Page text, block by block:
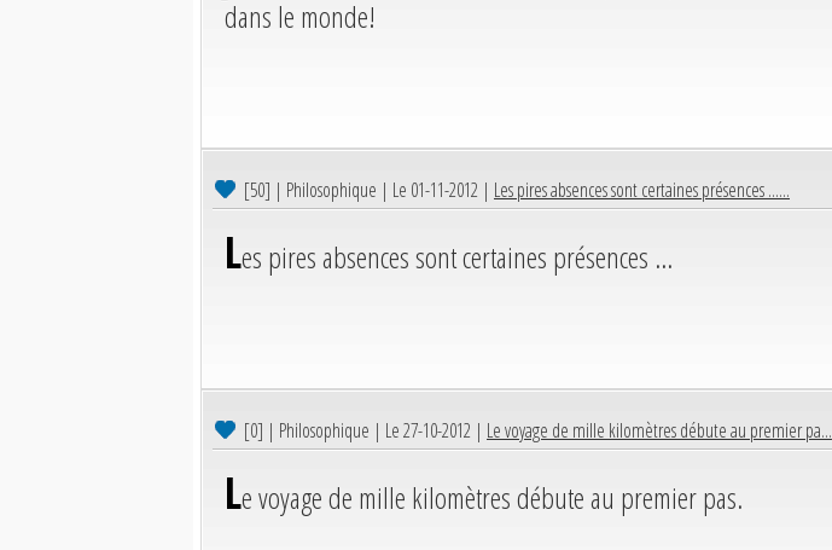
dans le monde!
[50] | Philosophique | Le 01-11-2012 | Les pires absences sont certaines présences ......
Les pires absences sont certaines présences ...
[0] | Philosophique | Le 27-10-2012 | Le voyage de mille kilomètres débute au premier pa...
Le voyage de mille kilomètres débute au premier pas.